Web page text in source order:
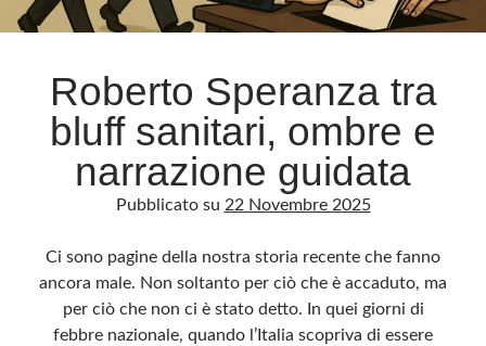
Archivio
Archivi
Categorie
Questo blog non rappresenta una testata giornalistica, in quanto viene aggiornato
senza alcuna periodicità. Non può pertanto considerarsi un prodotto editoriale ai
sensi della legge n· 62 del 7.03.2001. L’autore non è responsabile di quanto
Roberto Speranza tra
bluff sanitari, ombre e
narrazione guidata
Pubblicato su 22 Novembre 2025
Ci sono pagine della nostra storia recente che fanno
ancora male. Non soltanto per ciò che è accaduto, ma
per ciò che non ci è stato detto. In quei giorni di
febbre nazionale, quando l’Italia scopriva di essere